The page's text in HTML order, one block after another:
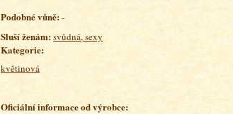
Podobné vůně:-
Sluší ženám:svůdná, sexy
Kategorie:
květinová
Oficiální informace od výrobce: